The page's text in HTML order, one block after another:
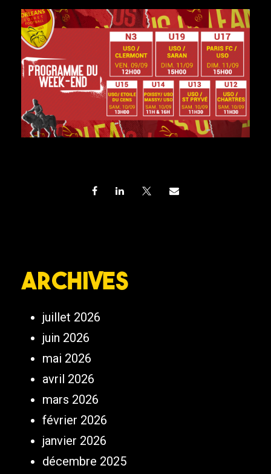
Archives
juillet 2026
juin 2026
mai 2026
avril 2026
mars 2026
février 2026
janvier 2026
décembre 2025